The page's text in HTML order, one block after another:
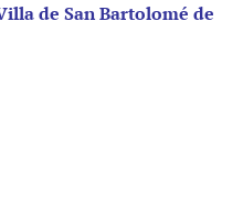
de San Bartolomé de